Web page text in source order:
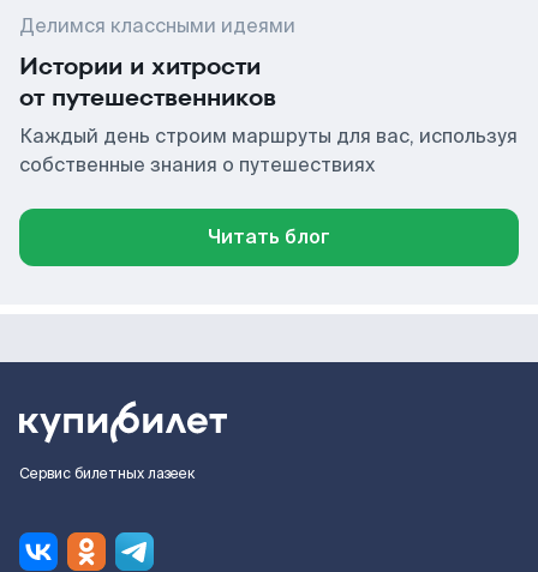
Делимся классными идеями
Истории и хитрости
от путешественников
Каждый день строим маршруты для вас, используя
собственные знания о путешествиях
Читать блог
Сервис билетных лазеек